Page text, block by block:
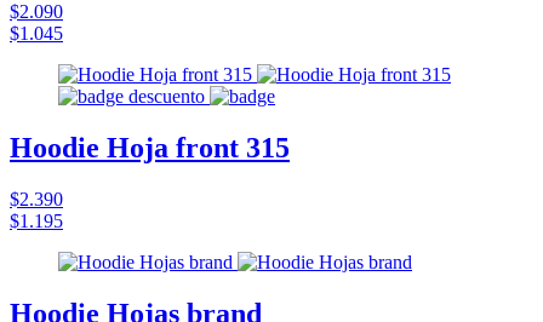
$2.090
$1.045
Hoodie Hoja front 315
$2.390
$1.195
Hoodie Hojas brand